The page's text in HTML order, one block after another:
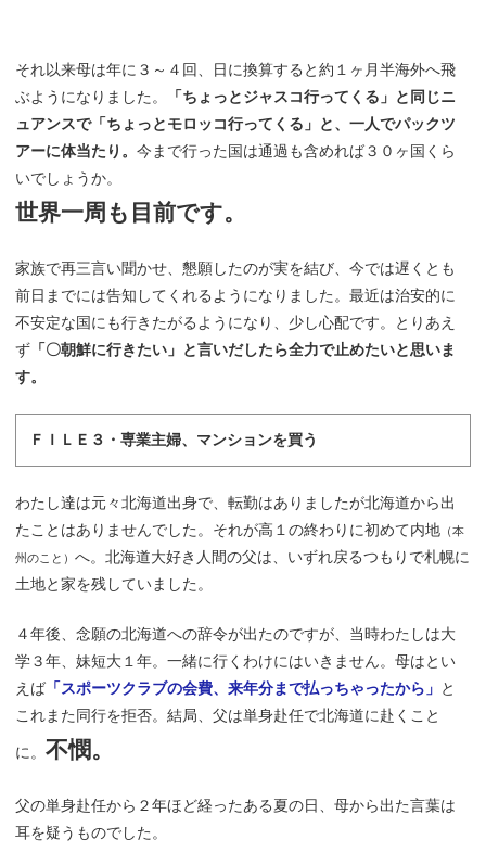
それ以来母は年に３～４回、日に換算すると約１ヶ月半海外へ飛
ぶようになりました。
「ちょっとジャスコ行ってくる」と同じニ
ュアンスで「ちょっとモロッコ行ってくる」と、一人でパックツ
アーに体当たり。今まで行った国は通過も含めれば３０ヶ国くら
いでしょうか。
世界一周も目前です。
家族で再三言い聞かせ、懇願したのが実を結び、今では遅くとも
前日までには告知してくれるようになりました。最近は治安的に
不安定な国にも行きたがるようになり、少し心配です。とりあえ
ず 「〇朝鮮に行きたい」と言いだしたら全力で止めたいと思いま
す。
ＦＩＬＥ３・専業主婦、マンションを買う
わたし達は元々北海道出身で、転勤はありましたが北海道から出
たことはありませんでした。それが高１の終わりに初めて内地 （本
州のこと）へ。北海道大好き人間の父は、いずれ戻るつもりで札幌に
土地と家を残していました。
４年後、念願の北海道への辞令が出たのですが、当時わたしは大
学３年、妹短大１年。一緒に行くわけにはいきません。母はとい
えば 「スポーツクラブの会費、来年分まで払っちゃったから」 と
これまた同行を拒否。結局、父は単身赴任で北海道に赴くこと
に。不憫。
父の単身赴任から２年ほど経ったある夏の日、母から出た言葉は
耳を疑うものでした。